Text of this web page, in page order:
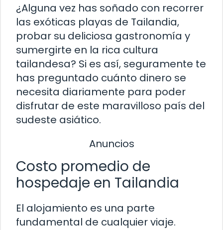
¿Alguna vez has soñado con recorrer
las exóticas playas de Tailandia,
probar su deliciosa gastronomía y
sumergirte en la rica cultura
tailandesa? Si es así, seguramente te
has preguntado cuánto dinero se
necesita diariamente para poder
disfrutar de este maravilloso país del
sudeste asiático.
Anuncios
Costo promedio de
hospedaje en Tailandia
El alojamiento es una parte
fundamental de cualquier viaje.